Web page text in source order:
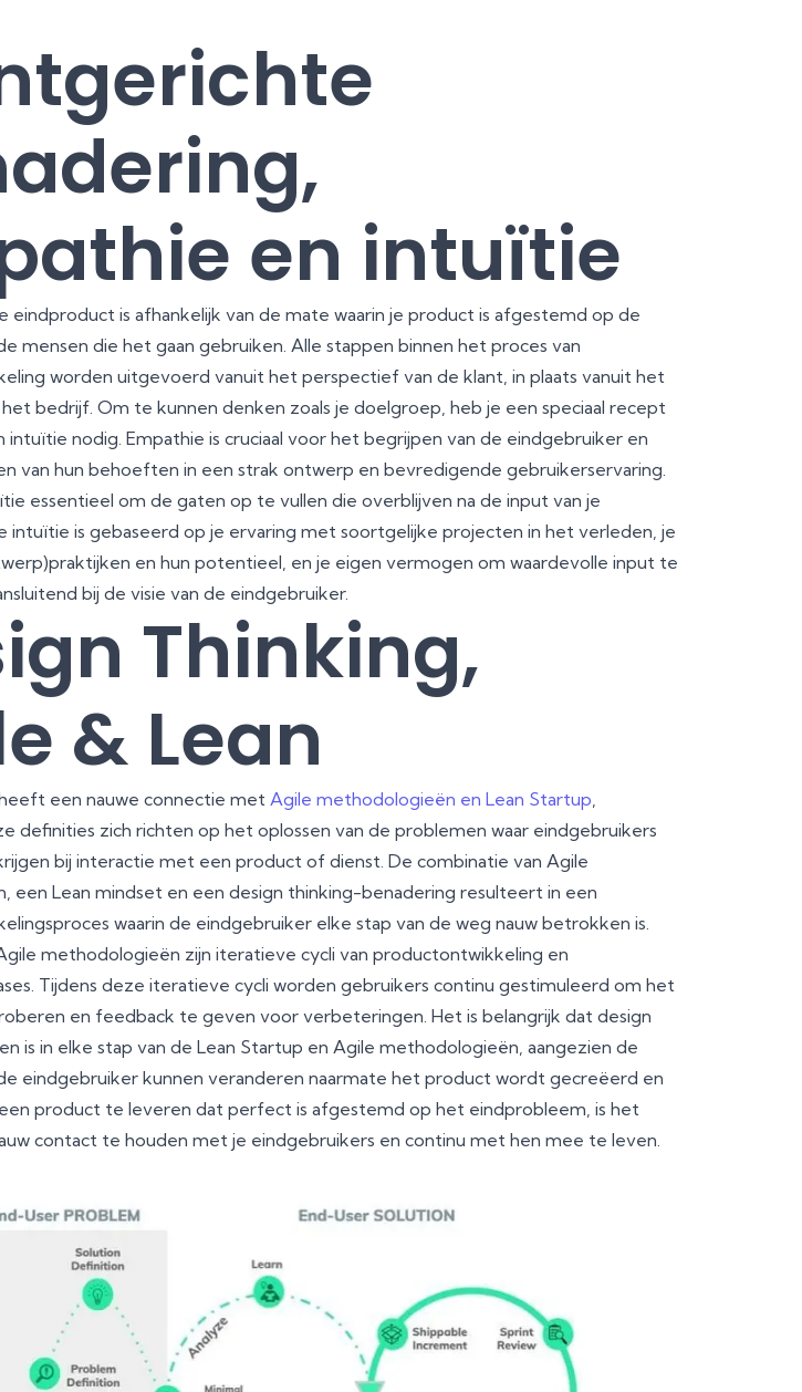
en intuïtie
eindproduct is afhankelijk van de mate waarin je product is afgestemd op de
mensen die het gaan gebruiken. Alle stappen binnen het proces van
worden uitgevoerd vanuit het perspectief van de klant, in plaats vanuit het
bedrijf. Om te kunnen denken zoals je doelgroep, heb je een speciaal recept
intuïtie nodig. Empathie is cruciaal voor het begrijpen van de eindgebruiker en
van hun behoeften in een strak ontwerp en bevredigende gebruikerservaring.
essentieel om de gaten op te vullen die overblijven na de input van je
intuïtie is gebaseerd op je ervaring met soortgelijke projecten in het verleden, je
en hun potentieel, en je eigen vermogen om waardevolle input te
bij de visie van de eindgebruiker.
Thinking,
& Lean
een nauwe connectie met Agile methodologieën en Lean Startup,
definities zich richten op het oplossen van de problemen waar eindgebruikers
bij interactie met een product of dienst. De combinatie van Agile
een Lean mindset en een design thinking-benadering resulteert in een
waarin de eindgebruiker elke stap van de weg nauw betrokken is.
methodologieën zijn iteratieve cycli van productontwikkeling en
Tijdens deze iteratieve cycli worden gebruikers continu gestimuleerd om het
en feedback te geven voor verbeteringen. Het is belangrijk dat design
is in elke stap van de Lean Startup en Agile methodologieën, aangezien de
eindgebruiker kunnen veranderen naarmate het product wordt gecreëerd en
product te leveren dat perfect is afgestemd op het eindprobleem, is het
contact te houden met je eindgebruikers en continu met hen mee te leven.